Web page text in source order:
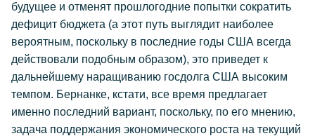
будущее и отменят прошлогодние попытки сократить
дефицит бюджета (а этот путь выглядит наиболее
вероятным, поскольку в последние годы США всегда
действовали подобным образом), это приведет к
дальнейшему наращиванию госдолга США высоким
темпом. Бернанке, кстати, все время предлагает
именно последний вариант, поскольку, по его мнению,
задача поддержания экономического роста на текущий